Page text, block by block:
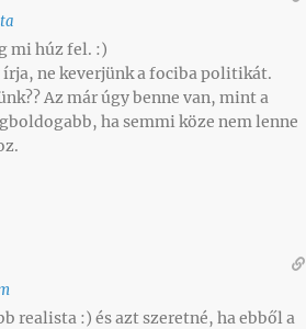
mi húz fel. :)
ne keverjünk a fociba politikát.
Az már úgy benne van, mint a
ha semmi köze nem lenne
realista :) és azt szeretné, ha ebből a